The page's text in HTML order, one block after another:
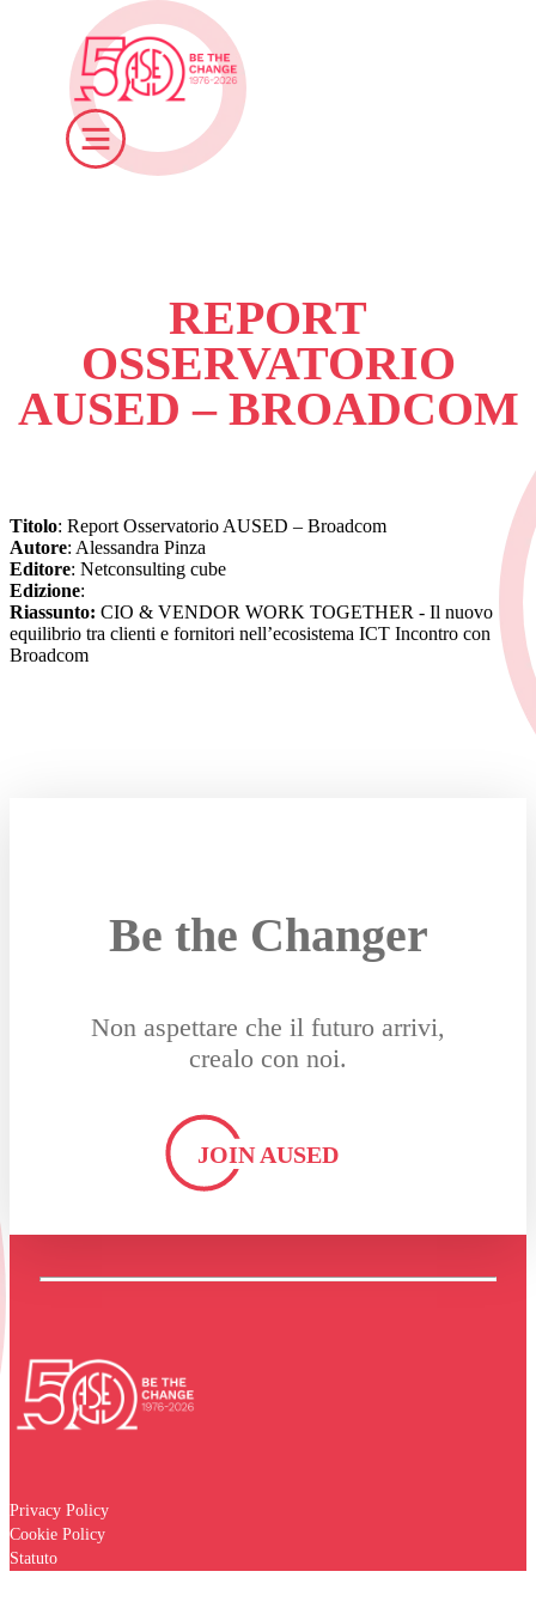
REPORT
OSSERVATORIO
AUSED – BROADCOM
Titolo: Report Osservatorio AUSED – Broadcom
Autore: Alessandra Pinza
Editore: Netconsulting cube
Edizione:
Riassunto: CIO & VENDOR WORK TOGETHER - Il nuovo
equilibrio tra clienti e fornitori nell’ecosistema ICT Incontro con
Broadcom
Be the Changer
Non aspettare che il futuro arrivi,
crealo con noi.
JOIN AUSED
Privacy Policy
Cookie Policy
Statuto